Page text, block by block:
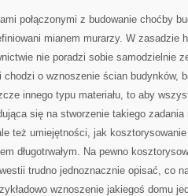
połączonymi z budowanie choćby
mianem murarzy. W zasadzie
nie poradzi sobie samodzielnie
chodzi o wznoszenie ścian budynków,
innego typu materiału, to aby
się na stworzenie takiego
też umiejętności, jak
długotrwałym. Na pewno
trudno jednoznacznie opisać, co
wznoszenie jakiegoś domu